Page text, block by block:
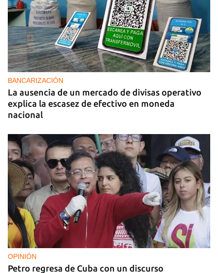
BANCARIZACIÓN
La ausencia de un mercado de divisas operativo
explica la escasez de efectivo en moneda
nacional
OPINIÓN
Petro regresa de Cuba con un discurso